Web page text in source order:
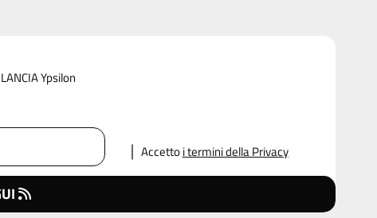
Ypsilon
Accettoi termini della Privacy